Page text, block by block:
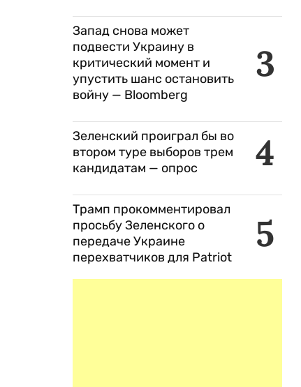
3
Запад снова может
подвести Украину в
критический момент и
упустить шанс остановить
войну — Bloomberg
4
Зеленский проиграл бы во
втором туре выборов трем
кандидатам — опрос
5
Трамп прокомментировал
просьбу Зеленского о
передаче Украине
перехватчиков для Patriot